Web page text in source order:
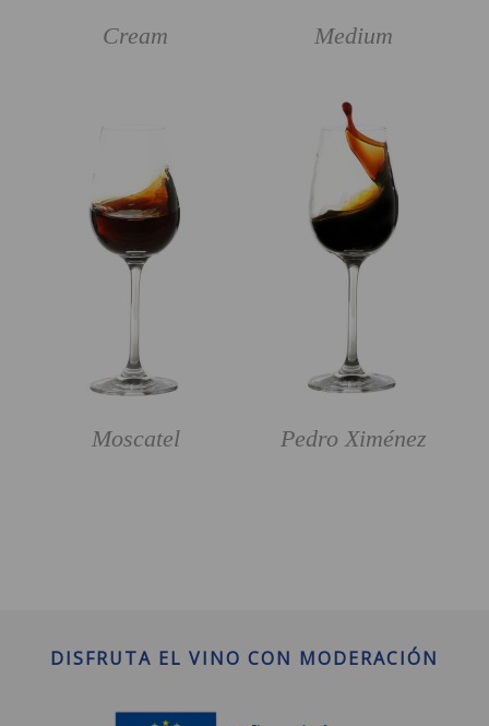
Cream Medium
Moscatel Pedro Ximénez
DISFRUTA EL VINO CON MODERACIÓN